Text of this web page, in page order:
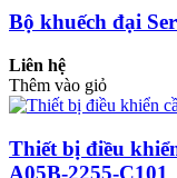
Bộ khuếch đại
Liên hệ
Thêm vào giỏ
Thiết bị điều
A05B-2255-C101